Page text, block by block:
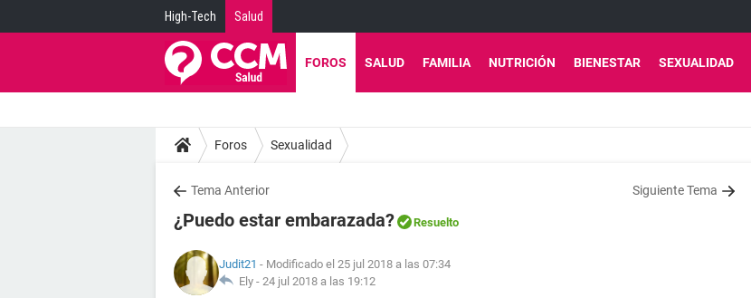
High-Tech Salud
FOROS SALUD FAMILIA NUTRICIÓN BIENESTAR SEXUALIDAD
Foros Sexualidad
Tema Anterior Siguiente Tema
¿Puedo estar embarazada? Resuelto
Judit21 - Modificado el 25 jul 2018 a las 07:34
Ely - 24 jul 2018 a las 19:12